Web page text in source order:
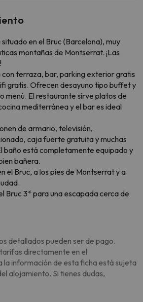
en el Bruc (Barcelona), muy
montañas de Montserrat. ¡Las
terraza, bar, parking exterior gratis
gratis. Ofrecen desayuno tipo buffet y
menú. El restaurante sirve platos de
mediterránea y el bar es ideal
de armario, televisión,
caja fuerte gratuita y muchas
baño está completamente equipado y
bañera.
el Bruc, a los pies de Montserrat y a
Bruc 3* para una escapada cerca de
detallados pueden ser de pago.
directamente en el
la información de esta ficha está sujeta
alojamiento. Si tienes dudas,